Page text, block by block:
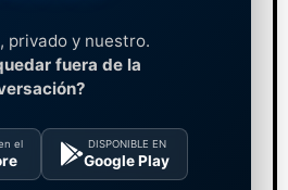
privado y nuestro.
fuera de la
el DISPONIBLE EN
Google Play